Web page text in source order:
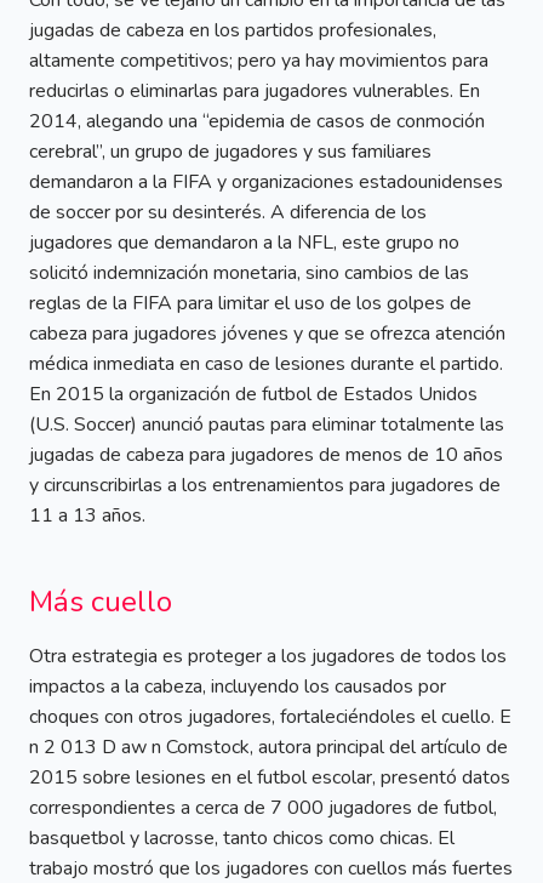
jugadas de cabeza en los partidos profesionales,
altamente competitivos; pero ya hay movimientos para
reducirlas o eliminarlas para jugadores vulnerables. En
2014, alegando una “epidemia de casos de conmoción
cerebral”, un grupo de jugadores y sus familiares
demandaron a la FIFA y organizaciones estadounidenses
de soccer por su desinterés. A diferencia de los
jugadores que demandaron a la NFL, este grupo no
solicitó indemnización monetaria, sino cambios de las
reglas de la FIFA para limitar el uso de los golpes de
cabeza para jugadores jóvenes y que se ofrezca atención
médica inmediata en caso de lesiones durante el partido.
En 2015 la organización de futbol de Estados Unidos
(U.S. Soccer) anunció pautas para eliminar totalmente las
jugadas de cabeza para jugadores de menos de 10 años
y circunscribirlas a los entrenamientos para jugadores de
11 a 13 años.
Más cuello
Otra estrategia es proteger a los jugadores de todos los
impactos a la cabeza, incluyendo los causados por
choques con otros jugadores, fortaleciéndoles el cuello. E
n 2 013 D aw n Comstock, autora principal del artículo de
2015 sobre lesiones en el futbol escolar, presentó datos
correspondientes a cerca de 7 000 jugadores de futbol,
basquetbol y lacrosse, tanto chicos como chicas. El
trabajo mostró que los jugadores con cuellos más fuertes